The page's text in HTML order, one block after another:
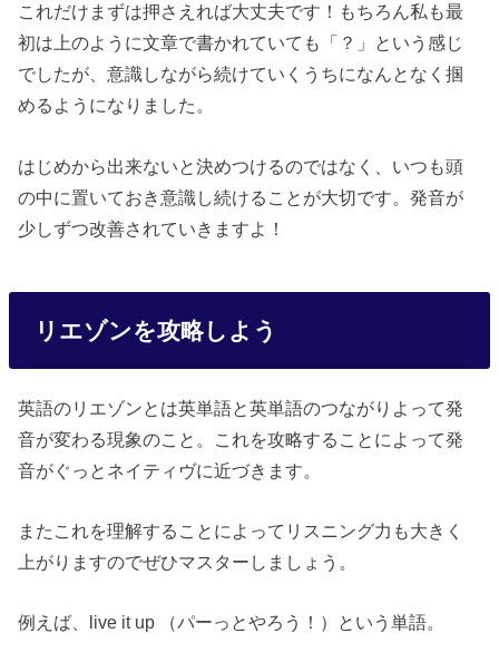
これだけまずは押さえれば大丈夫です！もちろん私も最
初は上のように文章で書かれていても「？」という感じ
でしたが、意識しながら続けていくうちになんとなく掴
めるようになりました。
はじめから出来ないと決めつけるのではなく、いつも頭
の中に置いておき意識し続けることが大切です。発音が
少しずつ改善されていきますよ！
リエゾンを攻略しよう
英語のリエゾンとは英単語と英単語のつながりよって発
音が変わる現象のこと。これを攻略することによって発
音がぐっとネイティヴに近づきます。
またこれを理解することによってリスニング力も大きく
上がりますのでぜひマスターしましょう。
例えば、live it up （パーっとやろう！）という単語。